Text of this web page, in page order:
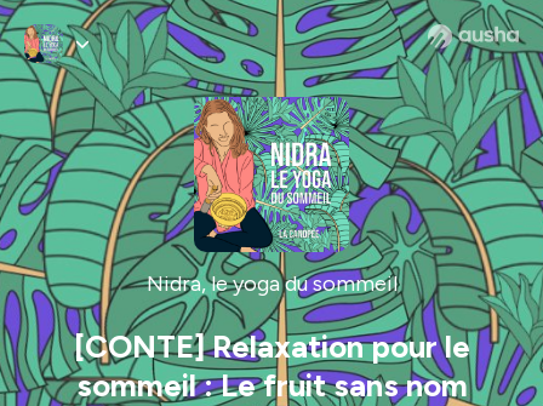
Nidra, le yoga du sommeil
[CONTE] Relaxation pour le
sommeil : Le fruit sans nom